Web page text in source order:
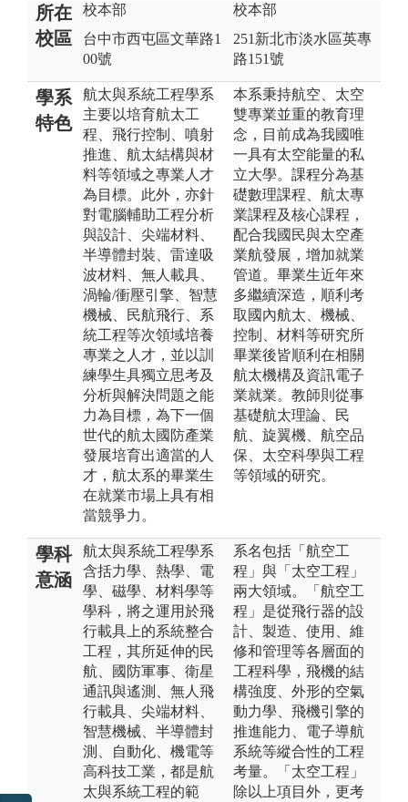
所在
校區
校本部
台中市西屯區文華路1
00號
校本部
251新北市淡水區英專
路151號
學系
特色
航太與系統工程學系
主要以培育航太工
程、飛行控制、噴射
推進、航太結構與材
料等領域之專業人才
為目標。此外，亦針
對電腦輔助工程分析
與設計、尖端材料、
半導體封裝、雷達吸
波材料、無人載具、
渦輪/衝壓引擎、智慧
機械、民航飛行、系
統工程等次領域培養
專業之人才，並以訓
練學生具獨立思考及
分析與解決問題之能
力為目標，為下一個
世代的航太國防產業
發展培育出適當的人
才，航太系的畢業生
在就業市場上具有相
當競爭力。
本系秉持航空、太空
雙專業並重的教育理
念，目前成為我國唯
一具有太空能量的私
立大學。課程分為基
礎數理課程、航太專
業課程及核心課程，
配合我國民與太空產
業航發展，增加就業
管道。畢業生近年來
多繼續深造，順利考
取國內航太、機械、
控制、材料等研究所
畢業後皆順利在相關
航太機構及資訊電子
業就業。教師則從事
基礎航太理論、民
航、旋翼機、航空品
保、太空科學與工程
等領域的研究。
學科
意涵
航太與系統工程學系
含括力學、熱學、電
學、磁學、材料學等
學科，將之運用於飛
行載具上的系統整合
工程，其所延伸的民
航、國防軍事、衛星
通訊與遙測、無人飛
行載具、尖端材料、
智慧機械、半導體封
測、自動化、機電等
高科技工業，都是航
太與系統工程的範
系名包括「航空工
程」與「太空工程」
兩大領域。「航空工
程」是從飛行器的設
計、製造、使用、維
修和管理等各層面的
工程科學，飛機的結
構強度、外形的空氣
動力學、飛機引擎的
推進能力、電子導航
系統等縱合性的工程
考量。「太空工程」
除以上項目外，更考